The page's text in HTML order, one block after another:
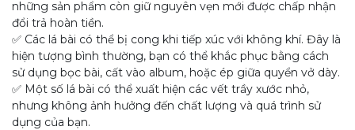
những sản phẩm còn giữ nguyên vẹn mới được chấp nhận
đổi trả hoàn tiền.
✅ Các lá bài có thể bị cong khi tiếp xúc với không khí. Đây là
hiện tượng bình thường, bạn có thể khắc phục bằng cách
sử dụng bọc bài, cất vào album, hoặc ép giữa quyển vở dày.
✅ Một số lá bài có thể xuất hiện các vết trầy xước nhỏ,
nhưng không ảnh hưởng đến chất lượng và quá trình sử
dụng của bạn.